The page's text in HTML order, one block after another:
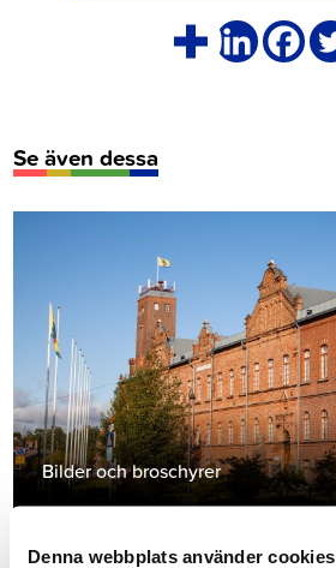
Denna webbplats använder cookies
Se även dessa
Bilder och broschyrer